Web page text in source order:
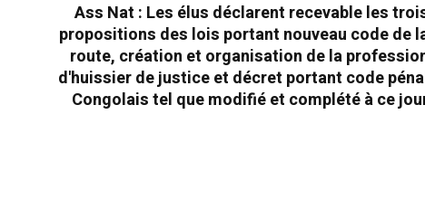
Ass Nat : Les élus déclarent recevable les
propositions des lois portant nouveau code de
route, création et organisation de la
d'huissier de justice et décret portant code
Congolais tel que modifié et complété à ce